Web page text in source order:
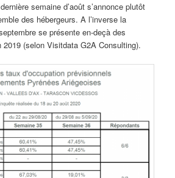
semaine d’août s’annonce plutôt
des hébergeurs. A l’inverse la
se présente en-deçà des
2019 (selon Visitdata G2A Consulting).